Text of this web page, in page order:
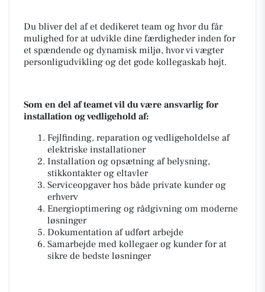
Du bliver del af et dedikeret team og hvor du får
mulighed for at udvikle dine færdigheder inden for
et spændende og dynamisk miljø, hvor vi vægter
personligudvikling og det gode kollegaskab højt.
Som en del af teamet vil du være ansvarlig for
installation og vedligehold af:
Fejlfinding, reparation og vedligeholdelse af
elektriske installationer
Installation og opsætning af belysning,
stikkontakter og eltavler
Serviceopgaver hos både private kunder og
erhverv
Energioptimering og rådgivning om moderne
løsninger
Dokumentation af udført arbejde
Samarbejde med kollegaer og kunder for at
sikre de bedste løsninger